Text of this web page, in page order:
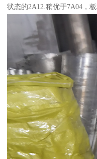
状态的2A12.稍优于7A04，